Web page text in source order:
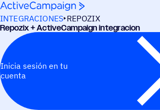
Saltar al contenido
INTEGRACIONES REPOZIX
Repozix + ActiveCampaign integracion
Inicia sesión en tu
cuenta